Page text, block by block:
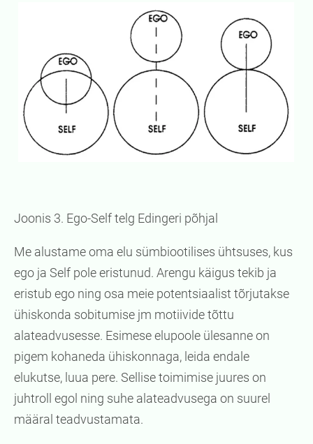
Joonis 3. Ego-Self telg Edingeri põhjal
Me alustame oma elu sümbiootilises ühtsuses, kus
ego ja Self pole eristunud. Arengu käigus tekib ja
eristub ego ning osa meie potentsiaalist tõrjutakse
ühiskonda sobitumise jm motiivide tõttu
alateadvusesse. Esimese elupoole ülesanne on
pigem kohaneda ühiskonnaga, leida endale
elukutse, luua pere. Sellise toimimise juures on
juhtroll egol ning suhe alateadvusega on suurel
määral teadvustamata.